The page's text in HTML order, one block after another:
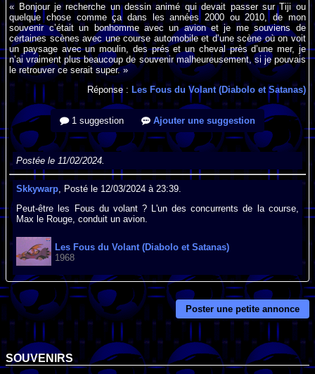
« Bonjour je recherche un dessin animé qui devait passer sur Tiji ou
quelque chose comme ça dans les années 2000 ou 2010, de mon
souvenir c’était un bonhomme avec un avion et je me souviens de
certaines scènes avec une course automobile et d’une scène où on voit
un paysage avec un moulin, des prés et un cheval près d’une mer, je
n’ai vraiment plus beaucoup de souvenir malheureusement, si je pouvais
le retrouver ce serait super. »
Réponse : Les Fous du Volant (Diabolo et Satanas)
1 suggestion Ajouter une suggestion
Postée le 11/02/2024.
Skkywarp, Posté le 12/03/2024 à 23:39.
Peut-être les Fous du volant ? L'un des concurrents de la course,
Max le Rouge, conduit un avion.
Les Fous du Volant (Diabolo et Satanas)
1968
Poster une petite annonce
SOUVENIRS